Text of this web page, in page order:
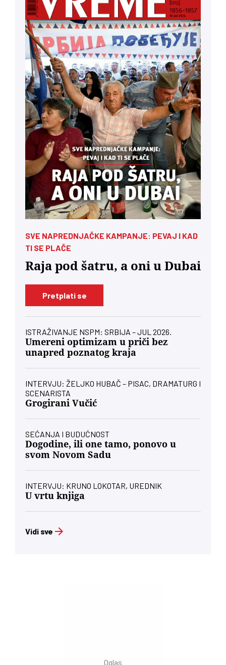
SVE NAPREDNJAČKE KAMPANJE: PEVAJ I KAD
TI SE PLAČE
Raja pod šatru, a oni u Dubai
Pretplati se
ISTRAŽIVANJE NSPM: SRBIJA – JUL 2026.
Umereni optimizam u priči bez
unapred poznatog kraja
INTERVJU: ŽELJKO HUBAČ – PISAC, DRAMATURG I
SCENARISTA
Grogirani Vučić
SEĆANJA I BUDUĆNOST
Dogodine, ili one tamo, ponovo u
svom Novom Sadu
INTERVJU: KRUNO LOKOTAR, UREDNIK
U vrtu knjiga
Vidi sve